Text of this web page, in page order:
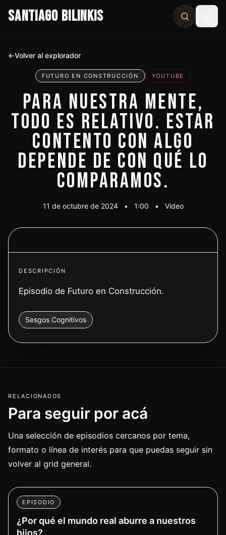
SANTIAGO BILINKIS
←Volver al explorador
FUTURO EN CONSTRUCCIÓN YOUTUBE
PARA NUESTRA MENTE,
TODO ES RELATIVO. ESTAR
CONTENTO CON ALGO
DEPENDE DE CON QUÉ LO
COMPARAMOS.
11 de octubre de 2024 • 1:00 • Video
DESCRIPCIÓN
Episodio de Futuro en Construcción.
Sesgos Cognitivos
RELACIONADOS
Para seguir por acá
Una selección de episodios cercanos por tema,
formato o línea de interés para que puedas seguir sin
volver al grid general.
EPISODIO
¿Por qué el mundo real aburre a nuestros
hijos?